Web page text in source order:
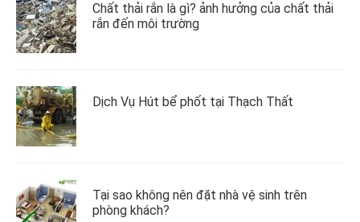
Chất thải rắn là gì? ảnh hưởng của chất thải
rắn đến môi trường
Dịch Vụ Hút bể phốt tại Thạch Thất
Tại sao không nên đặt nhà vệ sinh trên
phòng khách?